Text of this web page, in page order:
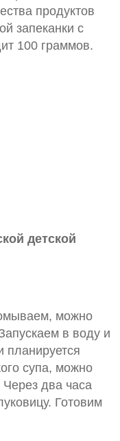
продуктов
запеканки с
100 граммов.
детской
можно
в воду и
планируется
супа, можно
два часа
Готовим